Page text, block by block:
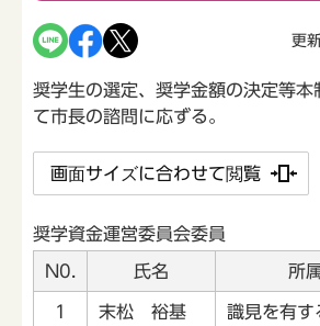
更
奨学生の選定、奨学金額の決定等本
て市長の諮問に応ずる。
画面サイズに合わせて閲覧
奨学資金運営委員会委員
N0. 氏名 所
1 末松 裕基 識見を有す